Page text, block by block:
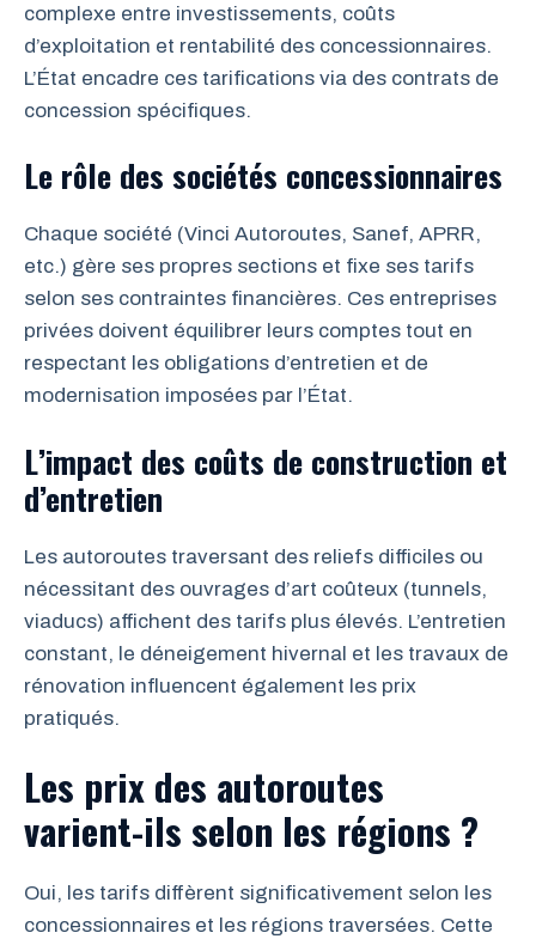
complexe entre investissements, coûts
d’exploitation et rentabilité des concessionnaires.
L’État encadre ces tarifications via des contrats de
concession spécifiques.
Le rôle des sociétés concessionnaires
Chaque société (Vinci Autoroutes, Sanef, APRR,
etc.) gère ses propres sections et fixe ses tarifs
selon ses contraintes financières. Ces entreprises
privées doivent équilibrer leurs comptes tout en
respectant les obligations d’entretien et de
modernisation imposées par l’État.
L’impact des coûts de construction et
d’entretien
Les autoroutes traversant des reliefs difficiles ou
nécessitant des ouvrages d’art coûteux (tunnels,
viaducs) affichent des tarifs plus élevés. L’entretien
constant, le déneigement hivernal et les travaux de
rénovation influencent également les prix
pratiqués.
Les prix des autoroutes
varient-ils selon les régions ?
Oui, les tarifs diffèrent significativement selon les
concessionnaires et les régions traversées. Cette